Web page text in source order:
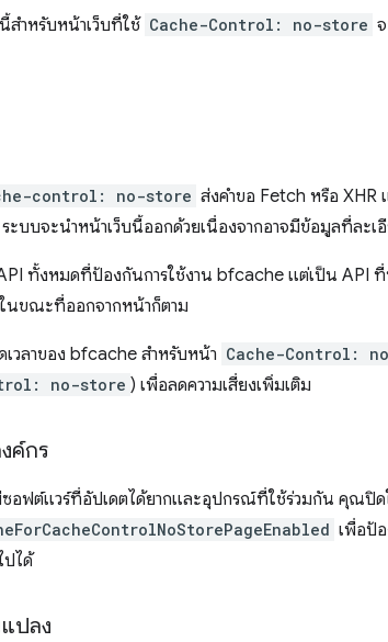
สำหรับหน้าเว็บที่ใช้ Cache-Control: no-store
control: no-store ส่งคำขอ Fetch หรือ XHR
ะบบจะนำหน้าเว็บนี้ออกด้วยเนื่องจากอาจมีข้อมูลที่ละเ
API ทั้งหมดที่ป้องกันการใช้งาน bfcache แต่เป็น API
นขณะที่ออกจากหน้าก็ตาม
เวลาของ bfcache สำหรับหน้า Cache-Control:
no-store ) เพื่อลดความเสี่ยงเพิ่มเติม
ค์กร
อฟต์แวร์ที่อัปเดตได้ยากและอุปกรณ์ที่ใช้ร่วมกัน คุณปิด
เพื่อป้
ปได้
ปลง